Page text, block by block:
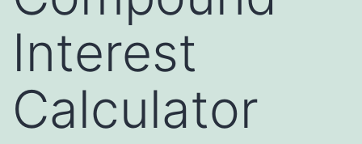
Interest
Calculator